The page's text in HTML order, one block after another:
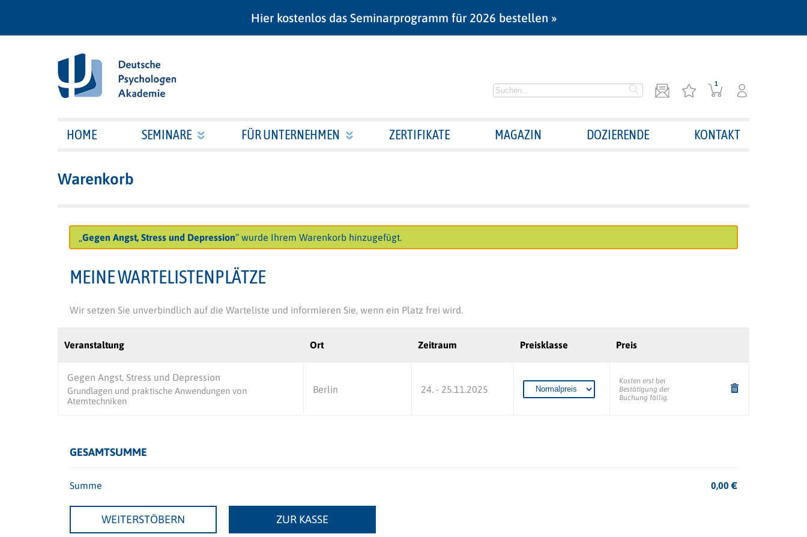
Hier kostenlos das Seminarprogramm für 2026 bestellen »
1
HOME SEMINARE FÜR UNTERNEHMEN ZERTIFIKATE MAGAZIN DOZIERENDE KONTAKT
Warenkorb
„Gegen Angst, Stress und Depression“ wurde Ihrem Warenkorb hinzugefügt.
MEINE WARTELISTENPLÄTZE
Wir setzen Sie unverbindlich auf die Warteliste und informieren Sie, wenn ein Platz frei wird.
Veranstaltung Ort Zeitraum Preisklasse Preis
Gegen Angst, Stress und Depression
Grundlagen und praktische Anwendungen von
Atemtechniken
Berlin 24. - 25.11.2025
Kosten erst bei
Bestätigung der
Buchung fällig.
GESAMTSUMME
Summe 0,00€
WEITERSTÖBERN ZUR KASSE